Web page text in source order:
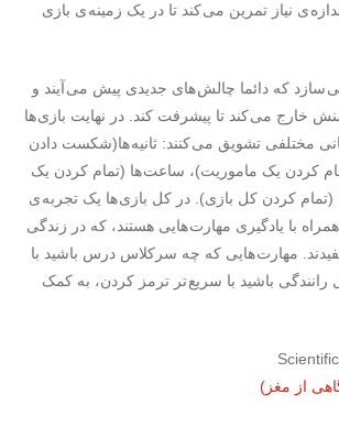
ی نیاز تمرین می کند تا در یک زمینه ی بازی
که دائما چالش های جدیدی پیش می آیند و
خارج می کند تا پیشرفت کند. در نهایت بازی ها
مختلفی تشویق می کنند: ثانیه ها(شکست دادن
کردن یک ماموریت)، ساعت ها (تمام کردن یک
کردن کل بازی). در کل بازی ها یک تجربه ی
با یادگیری مهارت هایی هستند، که در زندگی
مهارت هایی که چه سرکلاس درس باشید با
رانندگی باشید با سریع تر ترمز کردن، به کمک
از مغز)